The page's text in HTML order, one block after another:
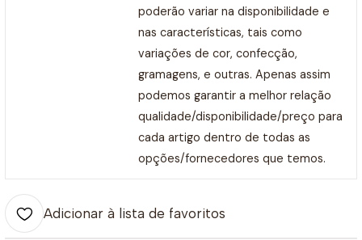
poderão variar na disponibilidade e
nas características, tais como
variações de cor, confecção,
gramagens, e outras. Apenas assim
podemos garantir a melhor relação
qualidade/disponibilidade/preço para
cada artigo dentro de todas as
opções/fornecedores que temos.
Adicionar à lista de favoritos